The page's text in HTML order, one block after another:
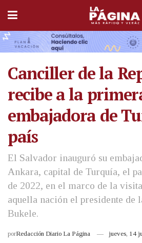
Canciller de la
recibe a la
embajadora de
país
El Salvador inauguró su
Ankara, capital de Turquía, el
de 2022, en el marco de la
aquella nación el presidente de
Bukele.
porRedacción Diario La Página jueves, 14